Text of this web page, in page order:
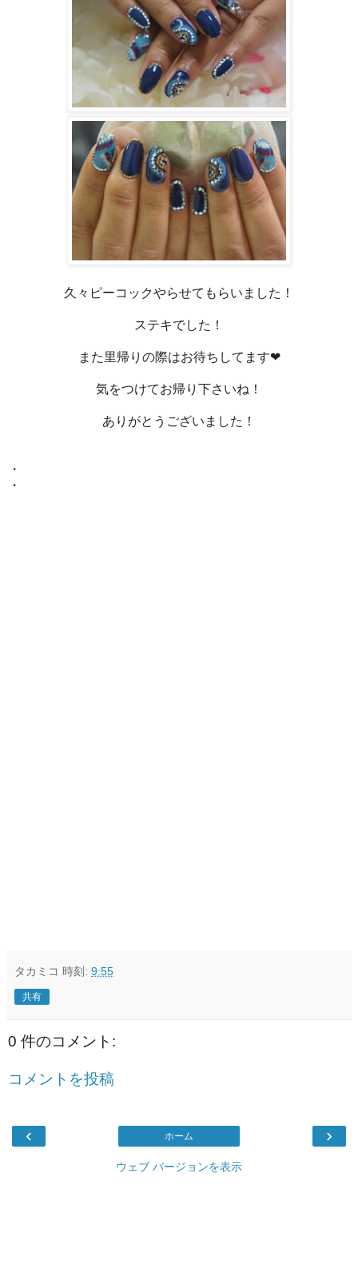
久々ピーコックやらせてもらいました！
ステキでした！
また里帰りの際はお待ちしてます❤
気をつけてお帰り下さいね！
ありがとうございました！
・
・
タカミコ 時刻: 9:55
共有
0 件のコメント:
コメントを投稿
‹ ›
ホーム
ウェブ バージョンを表示